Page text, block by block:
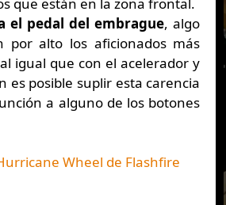
que están en la zona frontal.
el pedal del embrague, algo
por alto los aficionados más
igual que con el acelerador y
es posible suplir esta carencia
a alguno de los botones